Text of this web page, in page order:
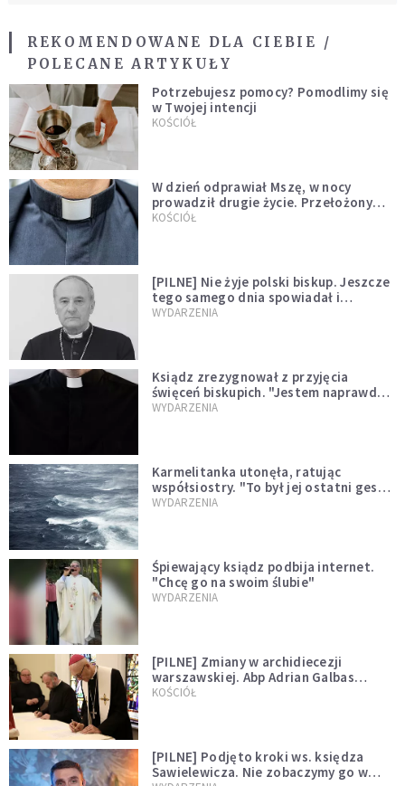
REKOMENDOWANE DLA CIEBIE /
POLECANE ARTYKUŁY
Potrzebujesz pomocy? Pomodlimy się
w Twojej intencji
KOŚCIÓŁ
W dzień odprawiał Mszę, w nocy
prowadził drugie życie. Przełożony
kazał mu opuścić zakon
KOŚCIÓŁ
[PILNE] Nie żyje polski biskup. Jeszcze
tego samego dnia spowiadał i
sprawował Mszę świętą
WYDARZENIA
Ksiądz zrezygnował z przyjęcia
święceń biskupich. "Jestem naprawdę
niegodny"
WYDARZENIA
Karmelitanka utonęła, ratując
współsiostry. "To był jej ostatni gest
miłości"
WYDARZENIA
Śpiewający ksiądz podbija internet.
"Chcę go na swoim ślubie"
WYDARZENIA
[PILNE] Zmiany w archidiecezji
warszawskiej. Abp Adrian Galbas
wręczył dekrety nowym proboszczom
KOŚCIÓŁ
[PILNE] Podjęto kroki ws. księdza
Sawielewicza. Nie zobaczymy go w